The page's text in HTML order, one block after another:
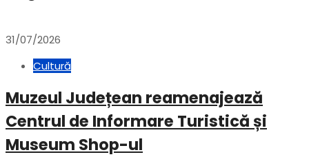
31/07/2026
Cultură
Muzeul Județean reamenajează
Centrul de Informare Turistică și
Museum Shop-ul